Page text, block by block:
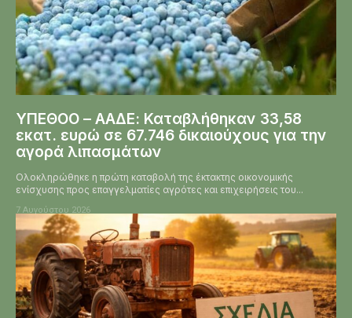
ΥΠΕΘΟΟ – ΑΑΔΕ: Καταβλήθηκαν 33,58
εκατ. ευρώ σε 67.746 δικαιούχους για την
αγορά λιπασμάτων
Ολοκληρώθηκε η πρώτη καταβολή της έκτακτης οικονομικής
ενίσχυσης προς επαγγελματίες αγρότες και επιχειρήσεις του...
7 Αυγούστου 2026